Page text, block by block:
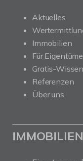
Aktuelles
Immobilien
Für
Gratis-Wissen
Referenzen
Über uns